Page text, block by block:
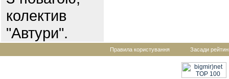
колектив
"Автури".
Правила користування Засади